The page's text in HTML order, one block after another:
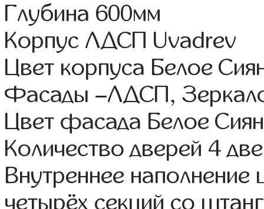
Глубина 600мм
Корпус ЛДСП Uvadrev
Цвет корпуса Белое
Фасады –ЛДСП,
Цвет фасада Белое
Количество дверей 4
Внутреннее
четырёх секций со